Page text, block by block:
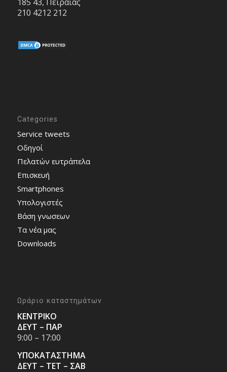
210 4212 212
Categories
Service tweets
Οδηγοί
Πελατών ευτράπελα
Επισκευή
Smartphones
Υπολογιστές
Bάση γνωσεων
Τα νέα μας
Downloads
Ωράριο καταστημάτων
ΚΕΝΤΡΙΚΟ
ΔΕΥΤ – ΠΑΡ
9:00 – 17:00
ΥΠΟΚΑΤΑΣΤΗΜΑ
ΔΕΥΤ – ΤΕΤ – ΣΑΒ